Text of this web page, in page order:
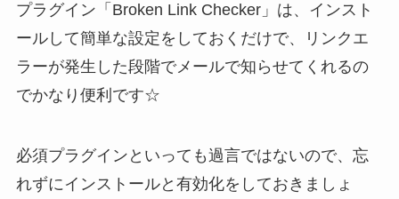
プラグイン「Broken Link Checker」は、インスト
ールして簡単な設定をしておくだけで、リンクエ
ラーが発生した段階でメールで知らせてくれるの
でかなり便利です☆
必須プラグインといっても過言ではないので、忘
れずにインストールと有効化をしておきましょ